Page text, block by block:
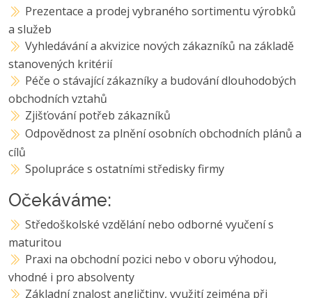
Prezentace a prodej vybraného sortimentu výrobků
a služeb
Vyhledávání a akvizice nových zákazníků na základě
stanovených kritérií
Péče o stávající zákazníky a budování dlouhodobých
obchodních vztahů
Zjišťování potřeb zákazníků
Odpovědnost za plnění osobních obchodních plánů a
cílů
Spolupráce s ostatními středisky firmy
Očekáváme:
Středoškolské vzdělání nebo odborné vyučení s
maturitou
Praxi na obchodní pozici nebo v oboru výhodou,
vhodné i pro absolventy
Základní znalost angličtiny, využití zejména při